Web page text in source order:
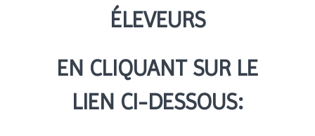
ÉLEVEURS
EN CLIQUANT SUR LE
LIEN CI-DESSOUS: